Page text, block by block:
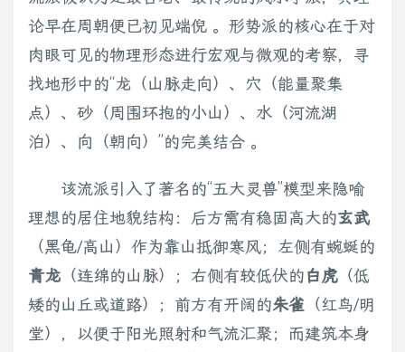
论早在周朝便已初见端倪 。形势派的核心在于对
肉眼可见的物理形态进行宏观与微观的考察，寻
找地形中的“龙（山脉走向）、穴（能量聚集
点）、砂（周围环抱的小山）、水（河流湖
泊）、向（朝向）”的完美结合 。
该流派引入了著名的“五大灵兽”模型来隐喻
理想的居住地貌结构：后方需有稳固高大的玄武
（黑龟/高山）作为靠山抵御寒风；左侧有蜿蜒的
青龙 （连绵的山脉）；右侧有较低伏的白虎（低
矮的山丘或道路）；前方有开阔的朱雀 （红鸟/明
堂），以便于阳光照射和气流汇聚；而建筑本身